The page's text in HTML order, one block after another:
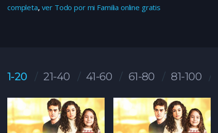
completa, ver Todo por mi Familia online gratis
1-20 21-40 41-60 61-80 81-100